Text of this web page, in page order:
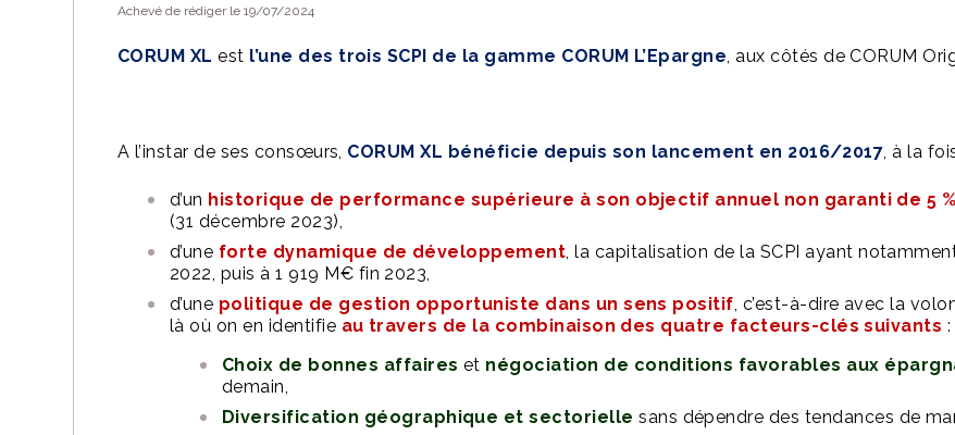
Achevé de rédiger le 19/07/2024
CORUM XL est l’une des trois SCPI de la gamme CORUM L’Epargne , aux côtés de CORUM
A l’instar de ses consœurs, CORUM XL bénéficie depuis son lancement en 2016/2017 , à la
d’un historique de performance supérieure à son objectif annuel non garanti de 5 %
(31 décembre 2023),
d’une forte dynamique de développement , la capitalisation de la SCPI ayant
2022, puis à 1 919 M€ fin 2023,
d’une politique de gestion opportuniste dans un sens positif , c’est-à-dire avec la
là où on en identifie au travers de la combinaison des quatre facteurs-clés suivants :
Choix de bonnes affaires et négociation de conditions favorables aux
demain,
Diversification géographique et sectorielle sans dépendre des tendances de